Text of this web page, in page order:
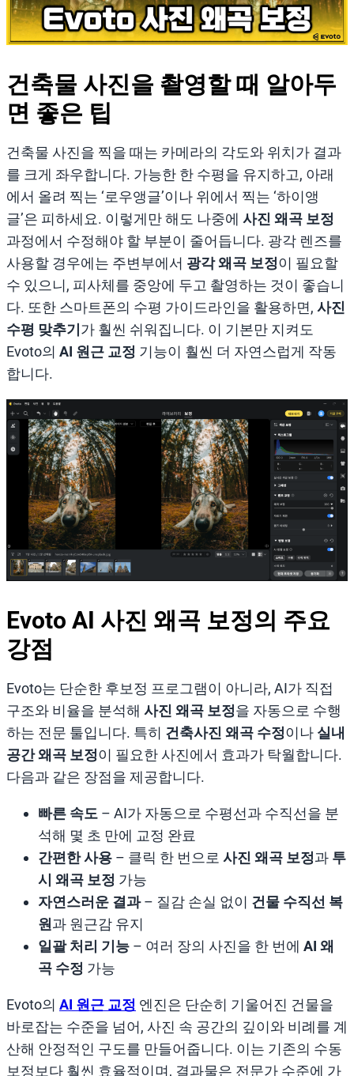
건축물 사진을 촬영할 때 알아두
면 좋은 팁
건축물 사진을 찍을 때는 카메라의 각도와 위치가 결과
를 크게 좌우합니다. 가능한 한 수평을 유지하고, 아래
에서 올려 찍는 ‘로우앵글’이나 위에서 찍는 ‘하이앵
글’은 피하세요. 이렇게만 해도 나중에 사진 왜곡 보정
과정에서 수정해야 할 부분이 줄어듭니다. 광각 렌즈를
사용할 경우에는 주변부에서 광각 왜곡 보정이 필요할
수 있으니, 피사체를 중앙에 두고 촬영하는 것이 좋습니
다. 또한 스마트폰의 수평 가이드라인을 활용하면, 사진
수평 맞추기 가 훨씬 쉬워집니다. 이 기본만 지켜도
Evoto의 AI 원근 교정 기능이 훨씬 더 자연스럽게 작동
합니다.
Evoto AI 사진 왜곡 보정의 주요
강점
Evoto는 단순한 후보정 프로그램이 아니라, AI가 직접
구조와 비율을 분석해 사진 왜곡 보정을 자동으로 수행
하는 전문 툴입니다. 특히 건축사진 왜곡 수정이나 실내
공간 왜곡 보정이 필요한 사진에서 효과가 탁월합니다.
다음과 같은 장점을 제공합니다.
빠른 속도 – AI가 자동으로 수평선과 수직선을 분
석해 몇 초 만에 교정 완료
간편한 사용 – 클릭 한 번으로 사진 왜곡 보정과 투
시 왜곡 보정 가능
자연스러운 결과– 질감 손실 없이 건물 수직선 복
원과 원근감 유지
일괄 처리 기능 – 여러 장의 사진을 한 번에 AI 왜
곡 수정 가능
Evoto의 AI 원근 교정 엔진은 단순히 기울어진 건물을
바로잡는 수준을 넘어, 사진 속 공간의 깊이와 비례를 계
산해 안정적인 구도를 만들어줍니다. 이는 기존의 수동
보정보다 훨씬 효율적이며, 결과물은 전문가 수준에 가